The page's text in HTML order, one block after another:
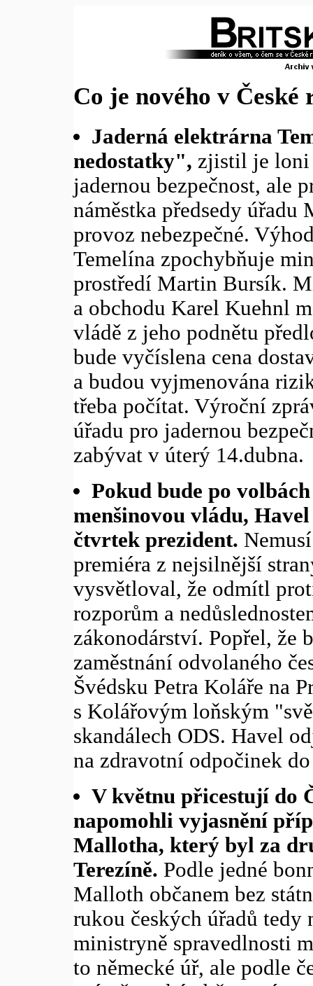
Co je nového v České
Jaderná elektrárna
nedostatky", zjistil je loni
jadernou bezpečnost, ale
náměstka předsedy úřadu
provoz nebezpečné.
Temelína zpochybňuje
prostředí Martin Bursík.
a obchodu Karel Kuehnl
vládě z jeho podnětu
bude vyčíslena cena
a budou vyjmenována
třeba počítat. Výroční
úřadu pro jadernou
zabývat v úterý 14.dubna.
Pokud bude po
menšinovou vládu,
čtvrtek prezident.
premiéra z nejsilnější
vysvětloval, že odmítl
rozporům a
zákonodárství. Popřel, že
zaměstnání odvolaného
Švédsku Petra Koláře na
s Kolářovým loňským
skandálech ODS. Havel
na zdravotní odpočinek
V květnu přicestují do
napomohli vyjasnění
Mallotha, který byl za
Terezíně. Podle jedné
Malloth občanem bez
rukou českých úřadů tedy
ministryně spravedlnosti
to německé úř, ale podle